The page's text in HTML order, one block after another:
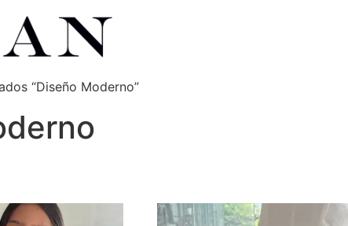
“Diseño Moderno”